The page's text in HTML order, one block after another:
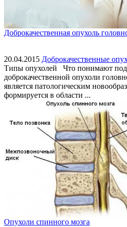
Доброкачественная опухоль
20.04.2015 Доброкачественные
Типы опухолей Что понимают под
доброкачественной опухоли
является патологическим
формируется в области ...
Опухоли спинного мозга